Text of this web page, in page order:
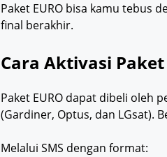
Paket EURO bisa kamu tebus
final berakhir.
Cara Aktivasi Paket
Paket EURO dapat dibeli oleh
(Gardiner, Optus, dan LGsat).
Melalui SMS dengan format: